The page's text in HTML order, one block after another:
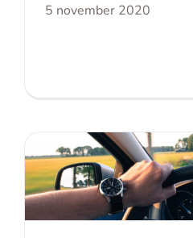
5 november 2020
Zelfs een
Management of